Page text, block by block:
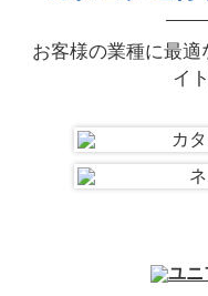
お客様の業種に最
イ